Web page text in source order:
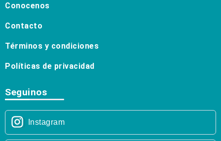
Conocenos
Contacto
Términos y condiciones
Políticas de privacidad
Seguinos
Instagram